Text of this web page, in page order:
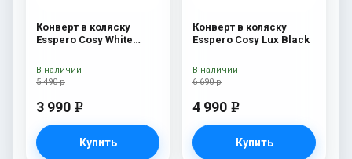
Конверт в коляску
Esspero Cosy White
5 490 р
3 990 e
Купить
В наличии
Конверт в коляску
Esspero Cosy Lux Black
6 690 р
4 990 e
Купить
В наличии